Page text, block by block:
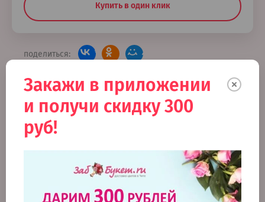
Купить в один клик
поделиться:
Отзывы
Закажи в приложении
и получи скидку 300
руб!